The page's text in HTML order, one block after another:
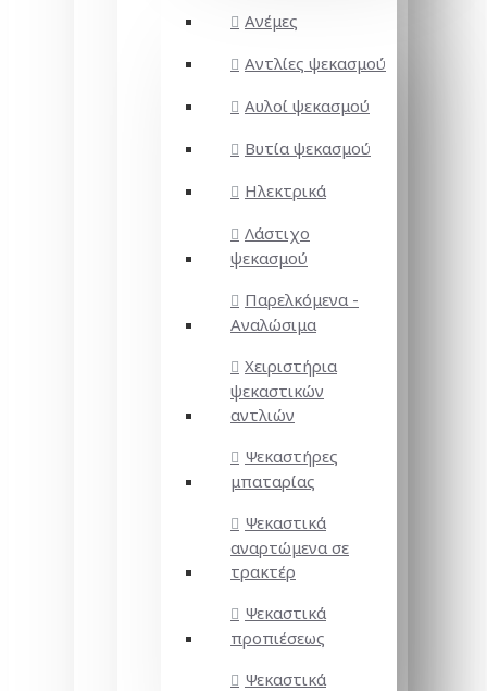
Ανέμες
Αντλίες ψεκασμού
Αυλοί ψεκασμού
Βυτία ψεκασμού
Ηλεκτρικά
Λάστιχο
ψεκασμού
Παρελκόμενα -
Αναλώσιμα
Χειριστήρια
ψεκαστικών
αντλιών
Ψεκαστήρες
μπαταρίας
Ψεκαστικά
αναρτώμενα σε
τρακτέρ
Ψεκαστικά
προπιέσεως
Ψεκαστικά